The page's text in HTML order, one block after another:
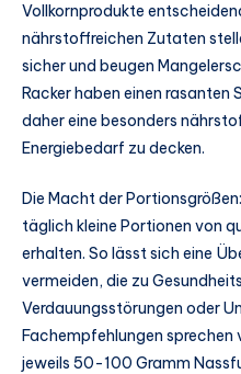
Vollkornprodukte
nährstoffreichen Zutaten
sicher und beugen
Racker haben einen
daher eine besonders
Energiebedarf zu decken.
Die Macht der
täglich kleine Portionen von
erhalten. So lässt sich eine
vermeiden, die zu
Verdauungsstörungen oder
Fachempfehlungen
jeweils 50-100 Gramm